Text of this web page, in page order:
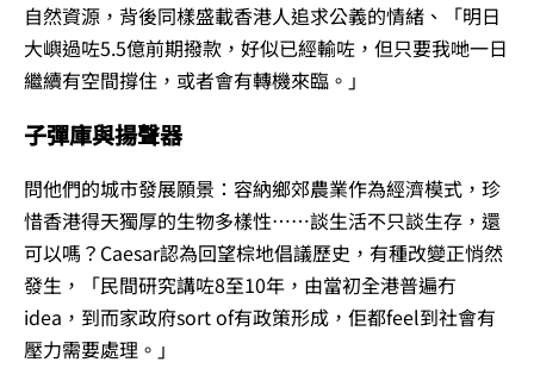
自然資源，背後同樣盛載香港人追求公義的情緒、「明日
大嶼過咗5.5億前期撥款，好似已經輸咗，但只要我哋一日
繼續有空間撐住，或者會有轉機來臨。」
子彈庫與揚聲器
問他們的城市發展願景：容納鄉郊農業作為經濟模式，珍
惜香港得天獨厚的生物多樣性……談生活不只談生存，還
可以嗎？Caesar認為回望棕地倡議歷史，有種改變正悄然
發生，「民間研究講咗8至10年，由當初全港普遍冇
idea，到而家政府sort of有政策形成，佢都feel到社會有
壓力需要處理。」